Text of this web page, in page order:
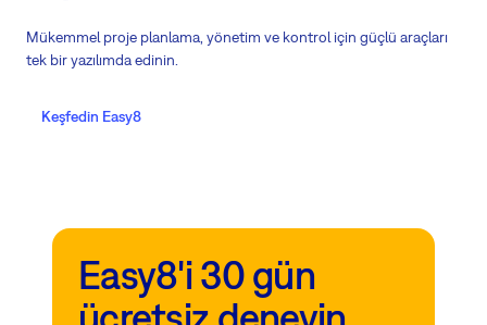
Mükemmel proje planlama, yönetim ve kontrol için güçlü araçları
tek bir yazılımda edinin.
Keşfedin Easy8
Easy8'i 30 gün